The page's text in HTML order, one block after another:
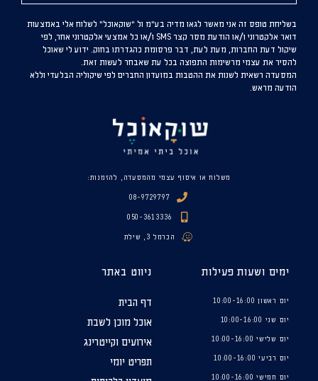
משלוח או איסוף עצמי מהמסעדה, להזמנות:
08-9729797
050-3613336
הכרמל 3, שילת
ימים ושעות פעילות
יום ראשון 10:00-16:00
יום שני 10:00-16:00
יום שלישי 10:00-16:00
יום רביעי 10:00-16:00
יום חמישי 10:00-16:00
ניווט באתר
דף הבית
אוכל מוכן לשבת
אירועים וקייטרינג
תפריט יומי
בשליחת טופס זה אני מאשר לגאו מדיה בע”מ ול “שוקאוכל” לשלוח אלי באמצעות
דואר אלקטרוני ו/או הודעת מסר קצר SMS ו/או כל אמצעי אלקטרוני אחר, לפי
שיקול דעת החברות, מעת לעת, דבר פרסומת כהגדרתו בחוק. ידוע לי שאוכל
להסיר את עצמי מרשימות התפוצה בכל עת שאבחר לעשות זאת.
המסעדה רשאית לשנות את ההטבות במועדון החברים לפי שיקוליה הבלעדי וללא
הודעה מראש.